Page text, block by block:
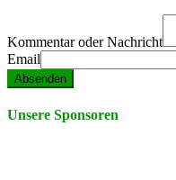
Kommentar oder Nachricht
Email
Absenden
Unsere Sponsoren